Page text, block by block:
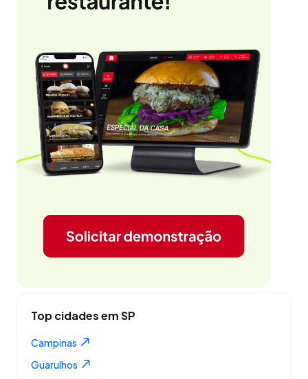
Top cidades em SP
Campinas
Guarulhos